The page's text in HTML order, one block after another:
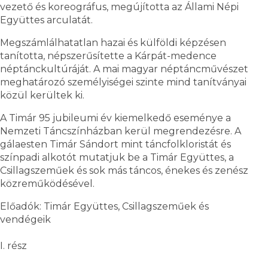
vezető és koreográfus, megújította az Állami Népi
Együttes arculatát.
Megszámlálhatatlan hazai és külföldi képzésen
tanította, népszerűsítette a Kárpát-medence
néptánckultúráját. A mai magyar néptáncművészet
meghatározó személyiségei szinte mind tanítványai
közül kerültek ki.
A Timár 95 jubileumi év kiemelkedő eseménye a
Nemzeti Táncszínházban kerül megrendezésre. A
gálaesten Timár Sándort mint táncfolkloristát és
színpadi alkotót mutatjuk be a Timár Együttes, a
Csillagszeműek és sok más táncos, énekes és zenész
közreműködésével.
Előadók: Timár Együttes, Csillagszeműek és
vendégeik
I. rész